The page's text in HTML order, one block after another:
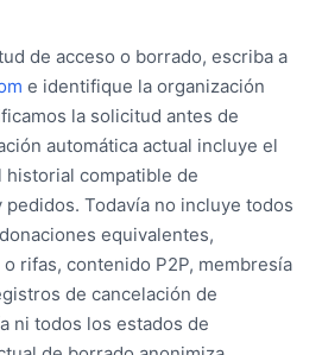
de acceso o borrado, escriba a
e identifique la organización
la solicitud antes de
automática actual incluye el
compatible de
Todavía no incluye todos
equivalentes,
rifas, contenido P2P, membresía
de cancelación de
ni todos los estados de